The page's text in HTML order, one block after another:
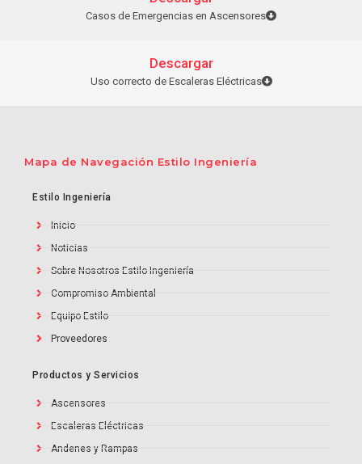
Casos de Emergencias en Ascensores
Descargar
Uso correcto de Escaleras Eléctricas
Mapa de Navegación Estilo Ingeniería
Estilo Ingeniería
Inicio
Noticias
Sobre Nosotros Estilo Ingeniería
Compromiso Ambiental
Equipo Estilo
Proveedores
Productos y Servicios
Ascensores
Escaleras Eléctricas
Andenes y Rampas